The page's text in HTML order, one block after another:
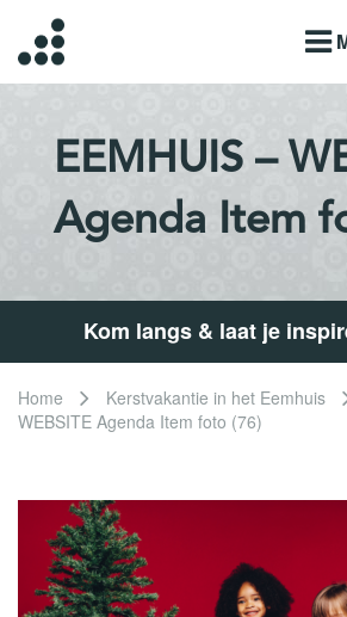
EEMHUIS –
Agenda Item
Kom langs & laat je
Home Kerstvakantie in het Eemhuis
WEBSITE Agenda Item foto (76)